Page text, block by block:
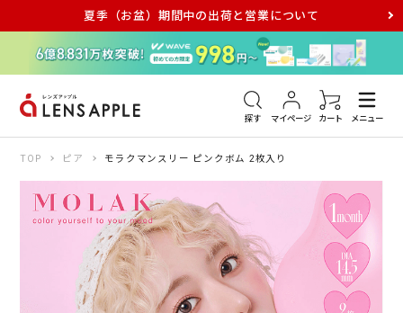
夏季（お盆）期間中の出荷と営業について
探す マイページ カート メニュー
アキュビュー メダリスト メガネ
TOP ピア モラクマンスリー ピンクボム 2枚入り